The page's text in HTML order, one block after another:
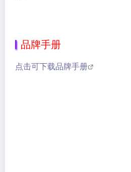
品牌手册
点击可下载品牌手册